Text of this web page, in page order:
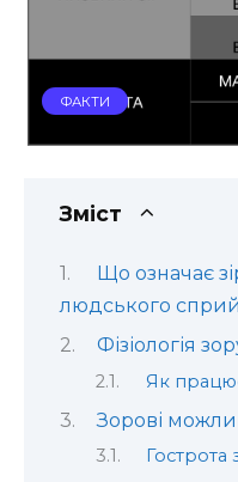
ФАКТИ
Зміст
Що означає
людського
Фізіологія
Як
Зорові
Гострота